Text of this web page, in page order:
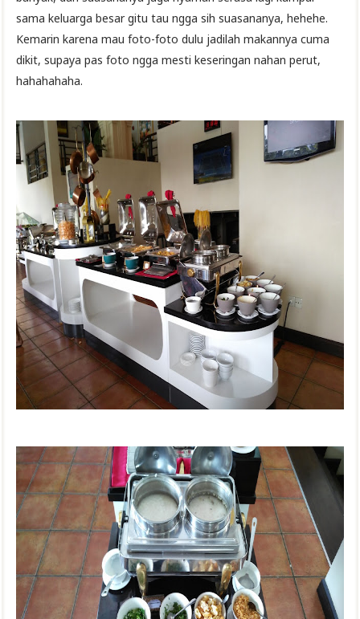
sama keluarga besar gitu tau ngga sih suasananya, hehehe.
Kemarin karena mau foto-foto dulu jadilah makannya cuma
dikit, supaya pas foto ngga mesti keseringan nahan perut,
hahahahaha.